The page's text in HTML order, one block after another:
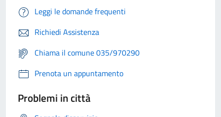
Leggi le domande frequenti
Richiedi Assistenza
Chiama il comune 035/970290
Prenota un appuntamento
Problemi in città